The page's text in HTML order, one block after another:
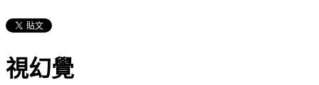
視幻覺